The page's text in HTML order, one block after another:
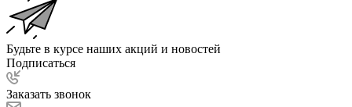
Будьте в курсе наших акций и новостей
Подписаться
Заказать звонок